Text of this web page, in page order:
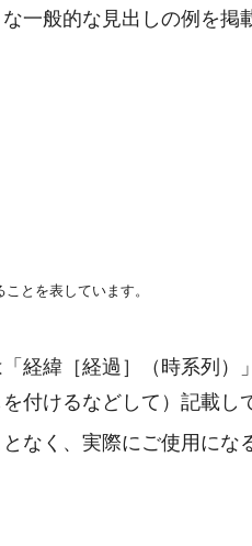
一般的な見出しの例を掲
とを表しています。
経緯［経過］（時系列
付けるなどして）記載し
なく、実際にご使用に